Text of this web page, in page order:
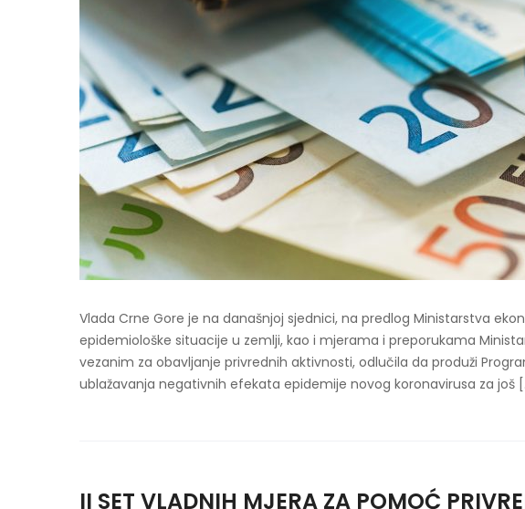
Vlada Crne Gore je na današnjoj sjednici, na predlog Ministarstva
epidemiološke situacije u zemlji, kao i mjerama i preporukama
vezanim za obavljanje privrednih aktivnosti, odlučila da produži
ublažavanja negativnih efekata epidemije novog koronavirusa za još
II SET VLADNIH MJERA ZA POMOĆ